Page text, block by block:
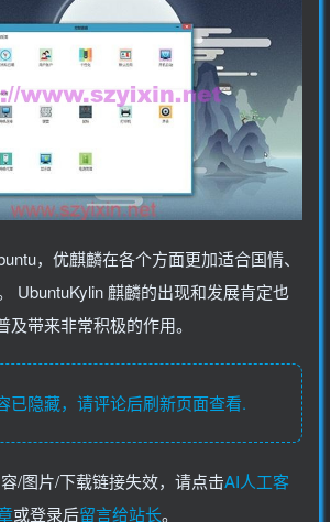
，优麒麟在各个方面更加适合国情、
UbuntuKylin 麒麟的出现和发展肯定也
带来非常积极的作用。
隐藏，请评论后刷新页面查看.
/图片/下载链接失效，请点击AI人工客
或登录后留言给站长。